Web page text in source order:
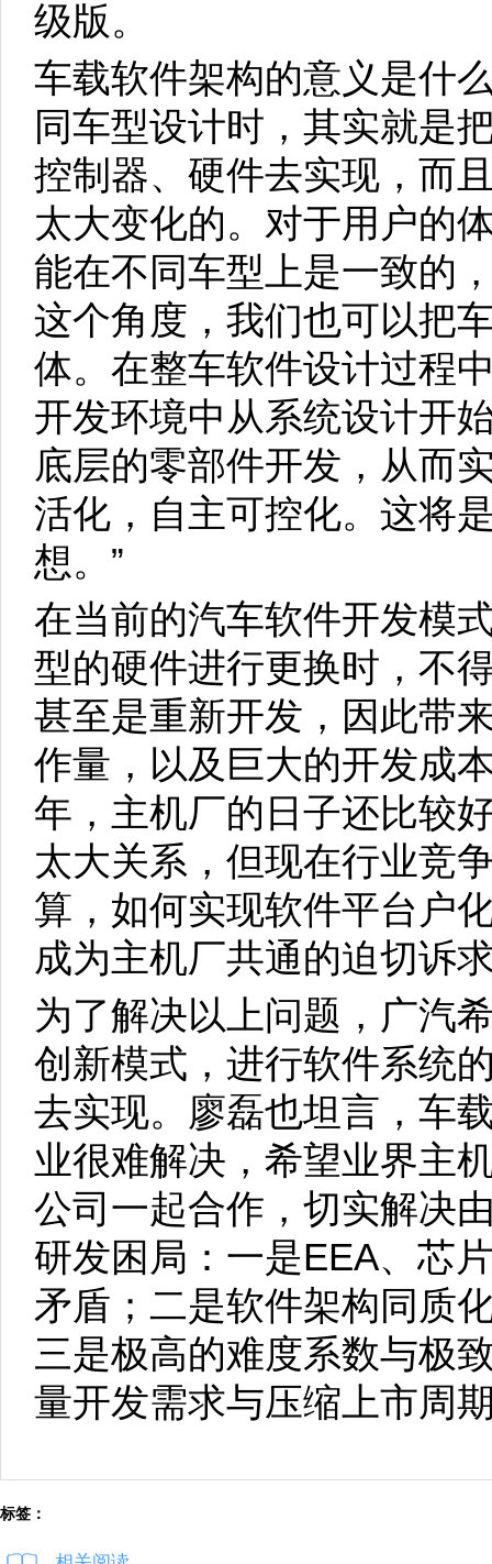
级版。
车载软件架构的意义是什
同车型设计时，其实就是
控制器、硬件去实现，而
太大变化的。对于用户的
能在不同车型上是一致的
这个角度，我们也可以把
体。在整车软件设计过程
开发环境中从系统设计开
底层的零部件开发，从而
活化，自主可控化。这将
想。”
在当前的汽车软件开发模
型的硬件进行更换时，不
甚至是重新开发，因此带
作量，以及巨大的开发成
年，主机厂的日子还比较
太大关系，但现在行业竞
算，如何实现软件平台户
成为主机厂共通的迫切诉
为了解决以上问题，广汽
创新模式，进行软件系统
去实现。廖磊也坦言，车
业很难解决，希望业界主
公司一起合作，切实解决
研发困局：一是EEA、芯
矛盾；二是软件架构同质
三是极高的难度系数与极
量开发需求与压缩上市周
标签：